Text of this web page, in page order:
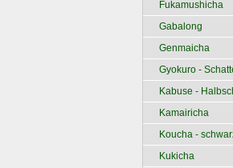
Fukamushicha
Gabalong
Genmaicha
Gyokuro -
Kabuse -
Kamairicha
Koucha -
Kukicha